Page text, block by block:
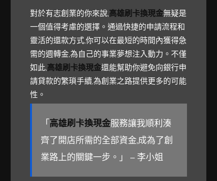
對於有志創業的你來說, 高雄刷卡換現金無疑是
一個值得考慮的選擇。通過快捷的申請流程和
靈活的還款方式,你可以在最短的時間內獲得急
需的週轉金,為自己的事業夢想注入動力。不僅
如此, 高雄刷卡換現金還能幫助你避免向銀行申
請貸款的繁瑣手續,為創業之路提供更多的可能
性。
「高雄刷卡換現金服務讓我順利湊
齊了開店所需的全部資金,成為了創
業路上的關鍵一步。」 – 李小姐